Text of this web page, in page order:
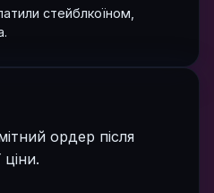
стейблкоїном,
ордер після